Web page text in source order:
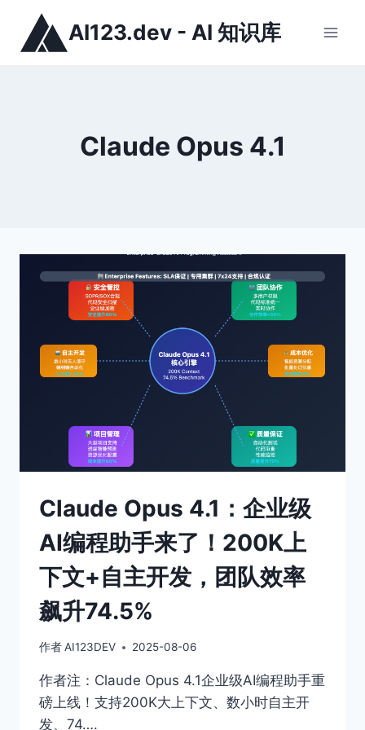
AI123.dev - AI 知识库
Claude Opus 4.1
Claude Opus 4.1：企业级
AI编程助手来了！200K上
下文+自主开发，团队效率
飙升74.5%
作者AI123DEV 2025-08-06
作者注：Claude Opus 4.1企业级AI编程助手重
磅上线！支持200K大上下文、数小时自主开
发、74….